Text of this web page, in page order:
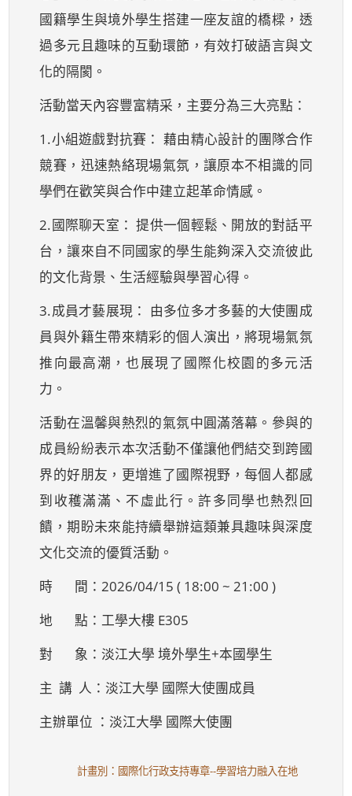
國籍學生與境外學生搭建一座友誼的橋樑，透
過多元且趣味的互動環節，有效打破語言與文
化的隔閡。
活動當天內容豐富精采，主要分為三大亮點：
1.小組遊戲對抗賽： 藉由精心設計的團隊合作
競賽，迅速熱絡現場氣氛，讓原本不相識的同
學們在歡笑與合作中建立起革命情感。
2.國際聊天室： 提供一個輕鬆、開放的對話平
台，讓來自不同國家的學生能夠深入交流彼此
的文化背景、生活經驗與學習心得。
3.成員才藝展現： 由多位多才多藝的大使團成
員與外籍生帶來精彩的個人演出，將現場氣氛
推向最高潮，也展現了國際化校園的多元活
力。
活動在溫馨與熱烈的氣氛中圓滿落幕。參與的
成員紛紛表示本次活動不僅讓他們結交到跨國
界的好朋友，更增進了國際視野，每個人都感
到收穫滿滿、不虛此行。許多同學也熱烈回
饋，期盼未來能持續舉辦這類兼具趣味與深度
文化交流的優質活動。
時 間：2026/04/15 ( 18:00 ~ 21:00 )
地 點：工學大樓 E305
對 象：淡江大學 境外學生+本國學生
主 講 人：淡江大學 國際大使團成員
主辦單位 ：淡江大學 國際大使團
計畫別：國際化行政支持專章--學習培力融入在地